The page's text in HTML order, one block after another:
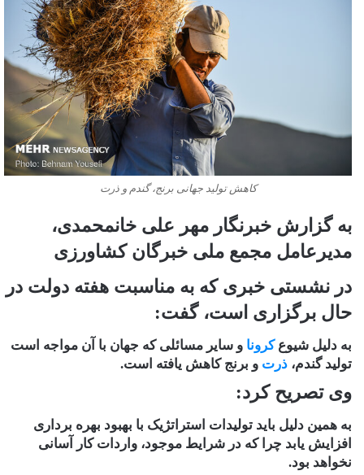
کاهش تولید جهانی برنج، گندم و ذرت
به گزارش خبرنگار مهر علی خانمحمدی،
مدیرعامل مجمع ملی خبرگان کشاورزی
در نشستی خبری که به مناسبت هفته دولت در
حال برگزاری است، گفت:
به دلیل شیوع کرونا و سایر مسائلی که جهان با آن مواجه است
تولید گندم، ذرت و برنج کاهش یافته است.
وی تصریح کرد:
به همین دلیل باید تولیدات استراتژیک با بهبود بهره برداری
افزایش یابد چرا که در شرایط موجود، واردات کار آسانی
نخواهد بود.